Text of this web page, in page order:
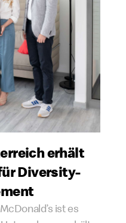
erhält
Diversity-
ist es